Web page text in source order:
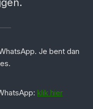
Je bent dan
klik hier